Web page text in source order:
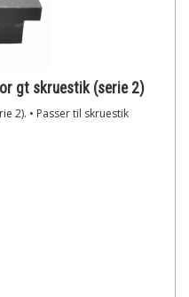
gt skruestik (serie 2)
2). • Passer til skruestik